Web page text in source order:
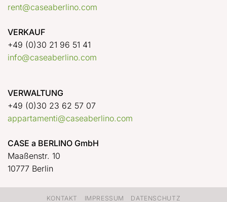
rent@caseaberlino.com
VERKAUF
+49 (0)30 21 96 51 41
info@caseaberlino.com
VERWALTUNG
+49 (0)30 23 62 57 07
appartamenti@caseaberlino.com
CASE a BERLINO GmbH
Maaßenstr. 10
10777 Berlin
KONTAKT IMPRESSUM DATENSCHUTZ